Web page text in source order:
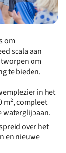
om
scala aan
om
te bieden.
in het
m², compleet
waterglijbaan.
over het
en nieuwe